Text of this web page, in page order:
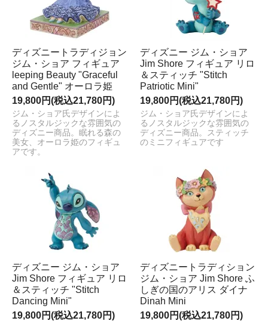
ディズニートラディジョン
ジム・ショア フィギュア
leeping Beauty "Graceful
and Gentle" オーロラ姫
19,800円(税込21,780円)
ジム・ショア氏デザインによ
るノスタルジックな雰囲気の
ディズニー商品。眠れる森の
美女、オーロラ姫のフィギュ
アです。
ディズニー ジム・ショア
Jim Shore フィギュア リロ
＆スティッチ "Stitch
Patriotic Mini"
19,800円(税込21,780円)
ジム・ショア氏デザインによ
るノスタルジックな雰囲気の
ディズニー商品。スティッチ
のミニフィギュアです
ディズニー ジム・ショア
Jim Shore フィギュア リロ
＆スティッチ "Stitch
Dancing Mini"
19,800円(税込21,780円)
ディズニートラディション
ジム・ショア Jim Shore ふ
しぎの国のアリス ダイナ
Dinah Mini
19,800円(税込21,780円)